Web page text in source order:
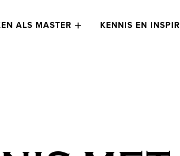
ALS MASTER KENNIS EN